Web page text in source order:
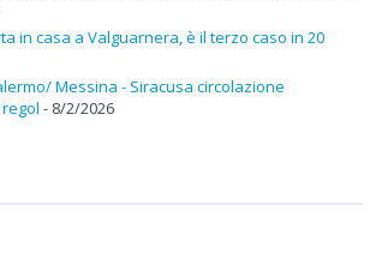
in casa a Valguarnera, è il terzo caso in 20
Messina - Siracusa circolazione
- 8/2/2026